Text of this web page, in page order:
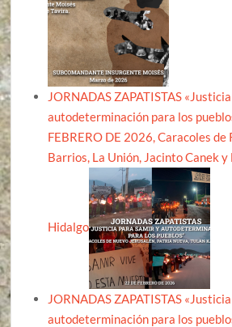
JORNADAS ZAPATISTAS
autodeterminación para los
FEBRERO DE 2026, Caracoles de
Barrios, La Unión, Jacinto Canek y
Hidalgo
JORNADAS ZAPATISTAS
autodeterminación para los